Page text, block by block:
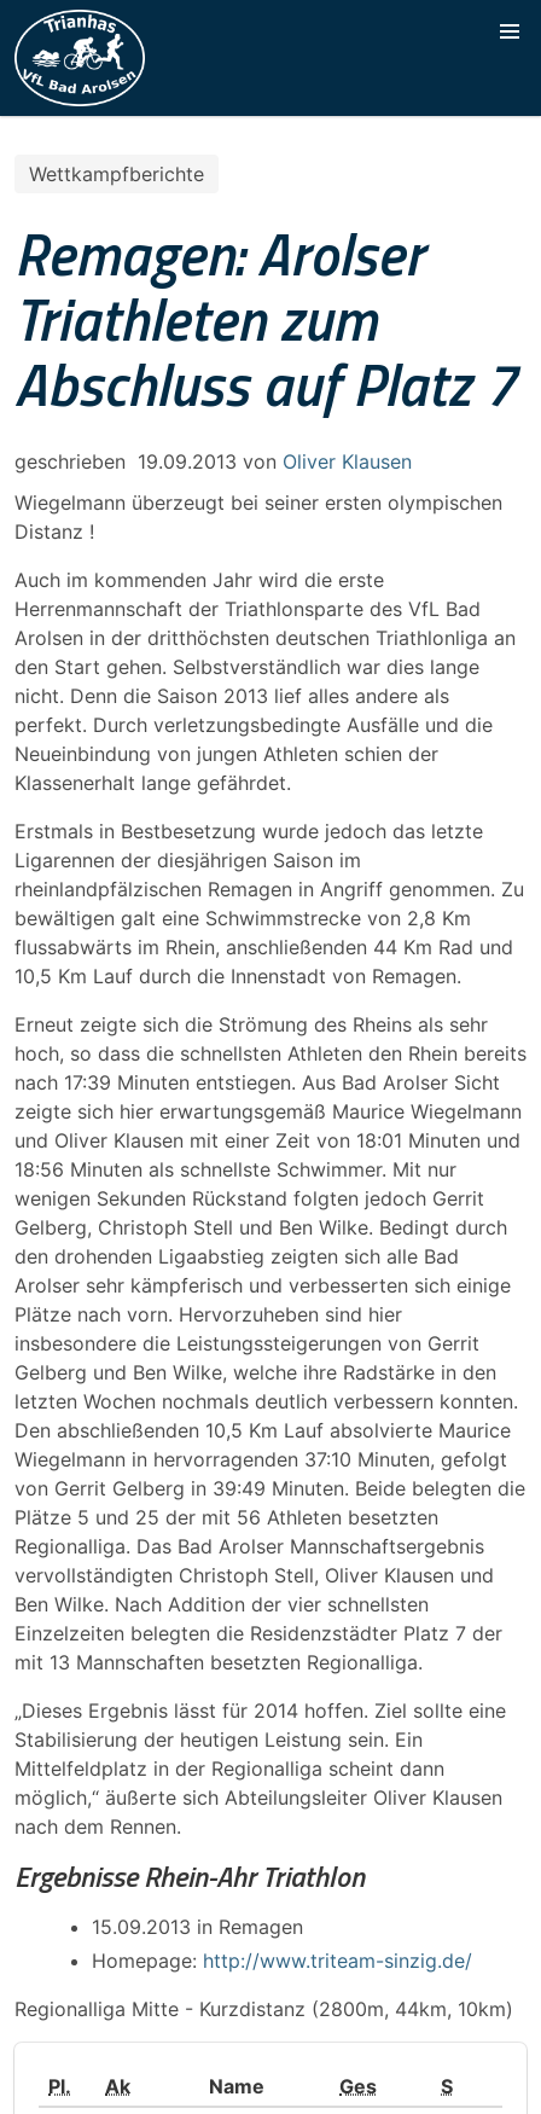
Wettkampfberichte
Remagen: Arolser
Triathleten zum
Abschluss auf Platz 7
geschrieben 19.09.2013 von Oliver Klausen
Wiegelmann überzeugt bei seiner ersten olympischen
Distanz !
Auch im kommenden Jahr wird die erste
Herrenmannschaft der Triathlonsparte des VfL Bad
Arolsen in der dritthöchsten deutschen Triathlonliga an
den Start gehen. Selbstverständlich war dies lange
nicht. Denn die Saison 2013 lief alles andere als
perfekt. Durch verletzungsbedingte Ausfälle und die
Neueinbindung von jungen Athleten schien der
Klassenerhalt lange gefährdet.
Erstmals in Bestbesetzung wurde jedoch das letzte
Ligarennen der diesjährigen Saison im
rheinlandpfälzischen Remagen in Angriff genommen. Zu
bewältigen galt eine Schwimmstrecke von 2,8 Km
flussabwärts im Rhein, anschließenden 44 Km Rad und
10,5 Km Lauf durch die Innenstadt von Remagen.
Erneut zeigte sich die Strömung des Rheins als sehr
hoch, so dass die schnellsten Athleten den Rhein bereits
nach 17:39 Minuten entstiegen. Aus Bad Arolser Sicht
zeigte sich hier erwartungsgemäß Maurice Wiegelmann
und Oliver Klausen mit einer Zeit von 18:01 Minuten und
18:56 Minuten als schnellste Schwimmer. Mit nur
wenigen Sekunden Rückstand folgten jedoch Gerrit
Gelberg, Christoph Stell und Ben Wilke. Bedingt durch
den drohenden Ligaabstieg zeigten sich alle Bad
Arolser sehr kämpferisch und verbesserten sich einige
Plätze nach vorn. Hervorzuheben sind hier
insbesondere die Leistungssteigerungen von Gerrit
Gelberg und Ben Wilke, welche ihre Radstärke in den
letzten Wochen nochmals deutlich verbessern konnten.
Den abschließenden 10,5 Km Lauf absolvierte Maurice
Wiegelmann in hervorragenden 37:10 Minuten, gefolgt
von Gerrit Gelberg in 39:49 Minuten. Beide belegten die
Plätze 5 und 25 der mit 56 Athleten besetzten
Regionalliga. Das Bad Arolser Mannschaftsergebnis
vervollständigten Christoph Stell, Oliver Klausen und
Ben Wilke. Nach Addition der vier schnellsten
Einzelzeiten belegten die Residenzstädter Platz 7 der
mit 13 Mannschaften besetzten Regionalliga.
„Dieses Ergebnis lässt für 2014 hoffen. Ziel sollte eine
Stabilisierung der heutigen Leistung sein. Ein
Mittelfeldplatz in der Regionalliga scheint dann
möglich,“ äußerte sich Abteilungsleiter Oliver Klausen
nach dem Rennen.
Ergebnisse Rhein-Ahr Triathlon
15.09.2013 in Remagen
Homepage: http://www.triteam-sinzig.de/
Regionalliga Mitte - Kurzdistanz (2800m, 44km, 10km)
Pl. Ak Name Ges S